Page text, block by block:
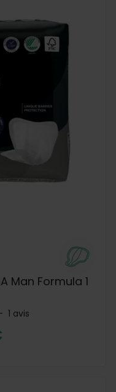
Man Formula 1
1 avis